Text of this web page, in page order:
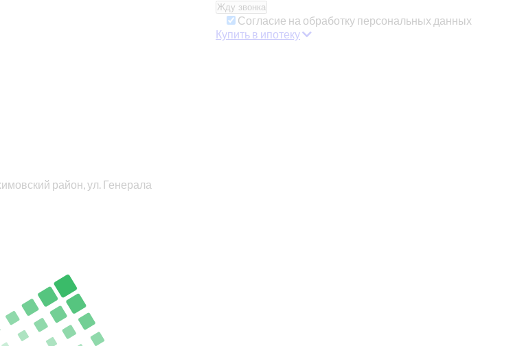
район, ул. Генерала
Согласие на обработку персональных данных
Купить в ипотеку